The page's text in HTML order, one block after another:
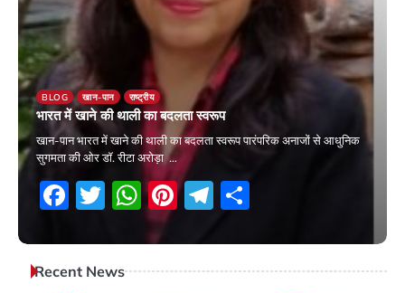
BLOG खान-पान राष्ट्रीय
भारत में खाने की थाली का बदलता स्वरूप
खान-पान भारत में खाने की थाली का बदलता स्वरूप पारंपरिक अनाजों से आधुनिक
सुगमता की ओर डॉ. रीटा अरोड़ा …
Facebook
Twitter
WhatsApp
Pinterest
Telegram
1 June 2026
Recent News